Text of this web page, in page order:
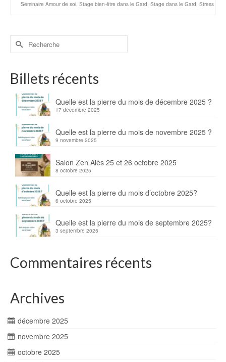
Séminaire Amour de soi, Stage bien-être dans le Gard, Stage dans le Gard, Stress
Billets récents
Quelle est la pierre du mois de décembre 2025 ?
17 décembre 2025
Quelle est la pierre du mois de novembre 2025 ?
9 novembre 2025
Salon Zen Alès 25 et 26 octobre 2025
8 octobre 2025
Quelle est la pierre du mois d’octobre 2025?
6 octobre 2025
Quelle est la pierre du mois de septembre 2025?
3 septembre 2025
Commentaires récents
Archives
décembre 2025
novembre 2025
octobre 2025